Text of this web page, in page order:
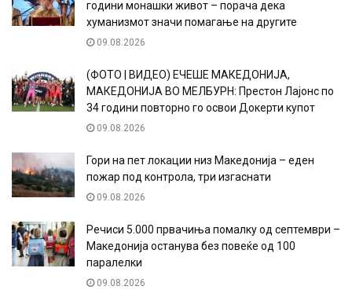
години монашки живот – порача дека
хуманизмот значи помагање на другите
09.08.2026
(ФОТО | ВИДЕО) ЕЧЕШЕ МАКЕДОНИЈА,
МАКЕДОНИЈА ВО МЕЛБУРН: Престон Лајонс по
34 години повторно го освои Докерти купот
09.08.2026
Гори на пет локации низ Македонија – еден
пожар под контрола, три изгаснати
09.08.2026
Речиси 5.000 првачиња помалку од септември –
Македонија останува без повеќе од 100
паралелки
09.08.2026